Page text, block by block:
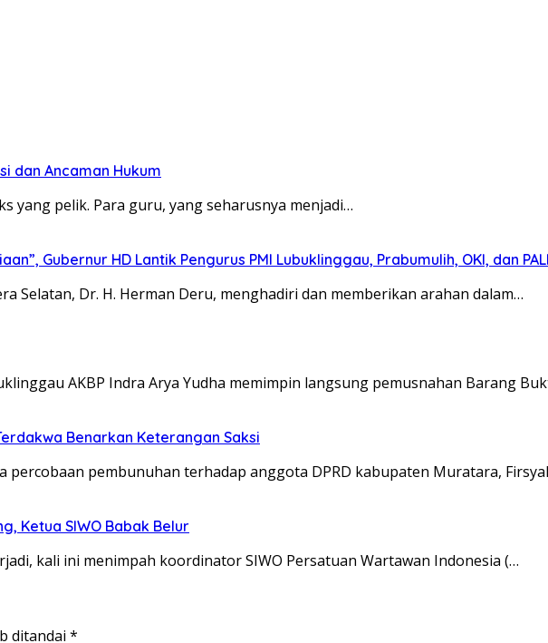
dan Ancaman Hukum
yang pelik. Para guru, yang seharusnya menjadi…
Gubernur HD Lantik Pengurus PMI Lubuklinggau, Prabumulih, OKI, dan PALI
Selatan, Dr. H. Herman Deru, menghadiri dan memberikan arahan dalam…
AKBP Indra Arya Yudha memimpin langsung pemusnahan Barang
Benarkan Keterangan Saksi
percobaan pembunuhan terhadap anggota DPRD kabupaten Muratara,
Ketua SIWO Babak Belur
kali ini menimpah koordinator SIWO Persatuan Wartawan Indonesia (…
ditandai *